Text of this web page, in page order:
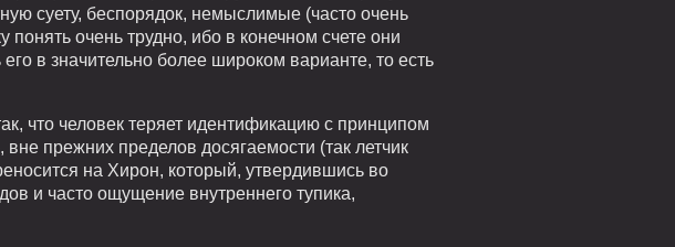
суету, беспорядок, немыслимые (часто очень
очень трудно, ибо в конечном счете они
в значительно более широком варианте, то есть
что человек теряет идентификацию с принципом
прежних пределов досягаемости (так летчик
на Хирон, который, утвердившись во
и часто ощущение внутреннего тупика,